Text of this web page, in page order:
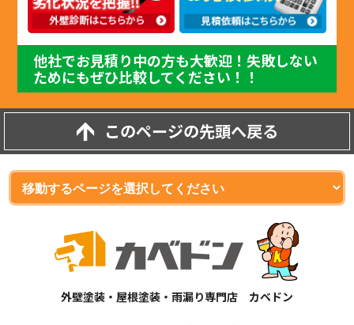
他社でお見積り中の方も大歓迎！失敗しない
ためにもぜひ比較してください！！
このページの先頭へ戻る
外壁塗装・屋根塗装・雨漏り専門店 カベドン